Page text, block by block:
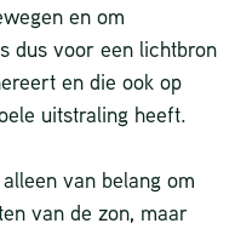
en om
dus voor een lichtbron
en die ook op
uitstraling heeft.
van belang om
van de zon, maar